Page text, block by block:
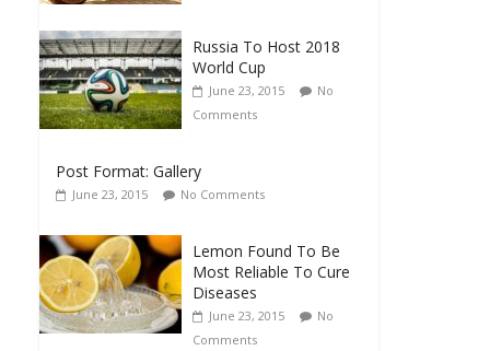
Russia To Host 2018
World Cup
June 23, 2015
No
Comments
Post Format: Gallery
June 23, 2015 No Comments
Lemon Found To Be
Most Reliable To Cure
Diseases
June 23, 2015
No
Comments